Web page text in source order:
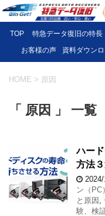
TOP 特急データ復旧の特長
お客様の声
資料ダウン
HOME > 原因
「 原因 」 一覧
ハー
方法
ン（PC）
と原因
験、検